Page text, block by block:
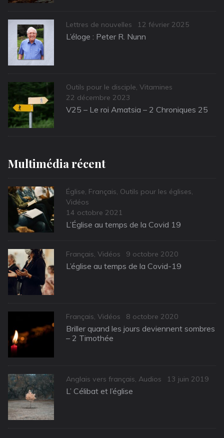
Categories
Lettres de nouvelles
Posted
on
12 février 2025
L’éloge : Peter R. Nunn
Categories
Outils pour le disciple, Vitamines
Posted
on
22 décembre 2023
V25 – Le roi Amatsia – 2 Chroniques 25
Multimédia récent
Categories
Église, Français, Outils pour les églises,
Vidéos
Posted
on
14 octobre 2021
L’Église au temps de la Covid 19
Categories
Français, Vidéos
Posted
on
9 octobre 2020
L’église au temps de la Covid-19
Categories
Français, Vidéos
Posted
on
8 octobre 2020
Briller quand les jours deviennent sombres
– 2 Timothée
Categories
Anglais vers français, Audios
Posted
13 juin 2019
L’ Célibat et l’église